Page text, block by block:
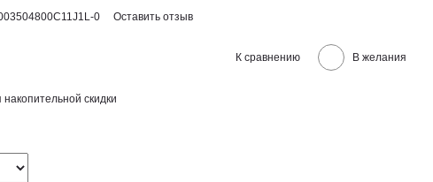
0 Оставить отзыв
К сравнению В желания
скидки